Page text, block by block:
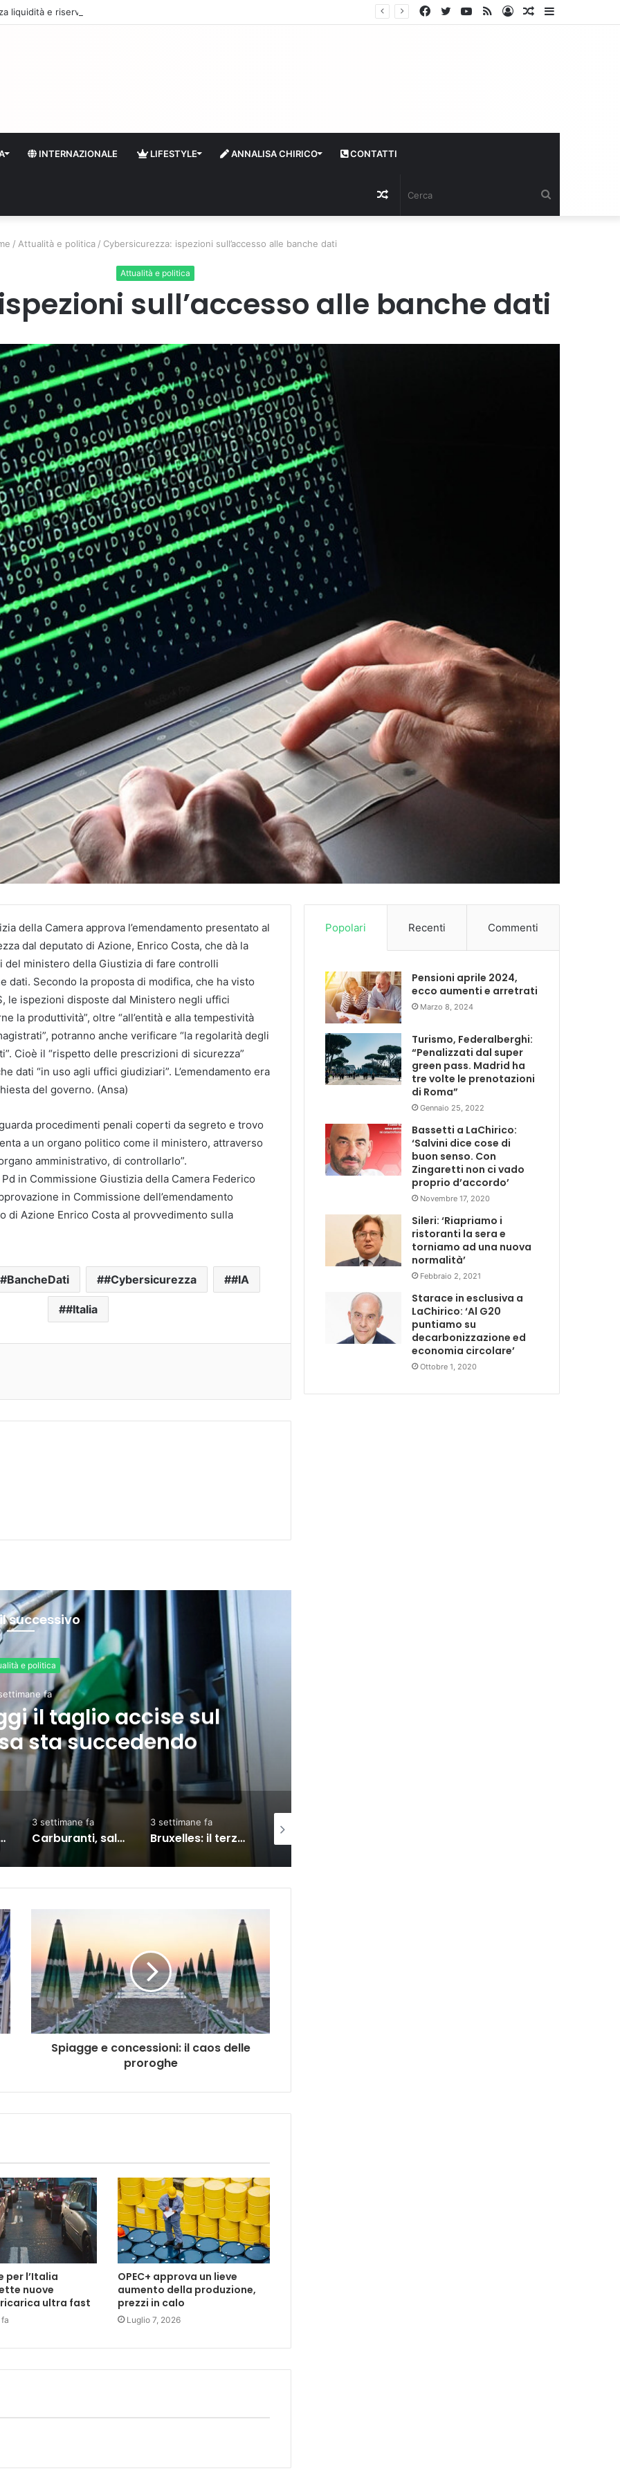
liquidità e riserve Fmi inutilizzabili: la crisi dell’economia russa
Articolo
Log
RSS
YouTube
Twitter
Facebook
INTERNAZIONALE LIFESTYLE ANNALISA CHIRICO CONTATTI
Articolo
/ Attualità e politica / Cybersicurezza: ispezioni sull’accesso alle banche dati
Attualità e politica
sull’accesso alle banche dati
della Camera approva l’emendamento presentato al
dal deputato di Azione, Enrico Costa, che dà la
del ministero della Giustizia di fare controlli
dati. Secondo la proposta di modifica, che ha visto
le ispezioni disposte dal Ministero negli uffici
la produttività”, oltre “all’entità e alla tempestività
potranno anche verificare “la regolarità degli
Cioè il “rispetto delle prescrizioni di sicurezza”
dati “in uso agli uffici giudiziari”. L’emendamento era
del governo. (Ansa)
procedimenti penali coperti da segreto e trovo
a un organo politico come il ministero, attraverso
amministrativo, di controllarlo”.
in Commissione Giustizia della Camera Federico
in Commissione dell’emendamento
di Azione Enrico Costa al provvedimento sulla
#BancheDati #Cybersicurezza #IA
#Italia
successivo
Economia
fa
al 76,3%, ma
e povertà”
vola oltre i 2 euro al litro
3 settimane fa
Bruxelles: il terzo Consiglio sul commercio Ue-India, partnership rafforzata
5 giorni fa
Meta, TikTok, Snap e YouTube affrontano una nuova causa legale negli Stati Uniti
Spiagge e concessioni: il caos delle
proroghe
per l’Italia
nuove
ultra fast
OPEC+ approva un lieve
aumento della produzione,
prezzi in calo
Luglio 7, 2026
Popolari Recenti Commenti
Pensioni aprile 2024,
ecco aumenti e arretrati
Marzo 8, 2024
Turismo, Federalberghi:
“Penalizzati dal super
green pass. Madrid ha
tre volte le prenotazioni
di Roma”
Gennaio 25, 2022
Bassetti a LaChirico:
‘Salvini dice cose di
buon senso. Con
Zingaretti non ci vado
proprio d’accordo’
Novembre 17, 2020
Sileri: ‘Riapriamo i
ristoranti la sera e
torniamo ad una nuova
normalità’
Febbraio 2, 2021
Starace in esclusiva a
LaChirico: ‘Al G20
puntiamo su
decarbonizzazione ed
economia circolare’
Ottobre 1, 2020